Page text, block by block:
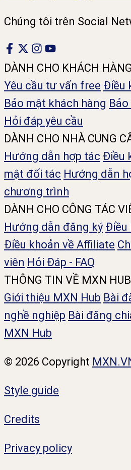
Chúng tôi trên Social
DÀNH CHO KHÁCH HÀNG
Yêu cầu tư vấn free Điều
Bảo mật khách hàng
Hỏi đáp yêu cầu
DÀNH CHO NHÀ CUNG
Hướng dẫn hợp tác Điều
mật đối tác Hướng dẫn
chương trình
DÀNH CHO CÔNG TÁC
Hướng dẫn đăng ký Điều
Điều khoản về Affiliate
viên Hỏi Đáp - FAQ
THÔNG TIN VỀ MXN HUB
Giới thiệu MXN Hub Bài
nghề nghiệp Bài đăng
MXN Hub
© 2026 Copyright
Style guide
Credits
Privacy policy